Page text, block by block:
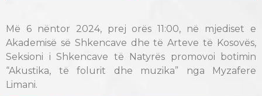
Më 6 nëntor 2024, prej orës 11:00, në mjediset e
Akademisë së Shkencave dhe të Arteve të Kosovës,
Seksioni i Shkencave të Natyrës promovoi botimin
“Akustika, të folurit dhe muzika” nga Myzafere
Limani.